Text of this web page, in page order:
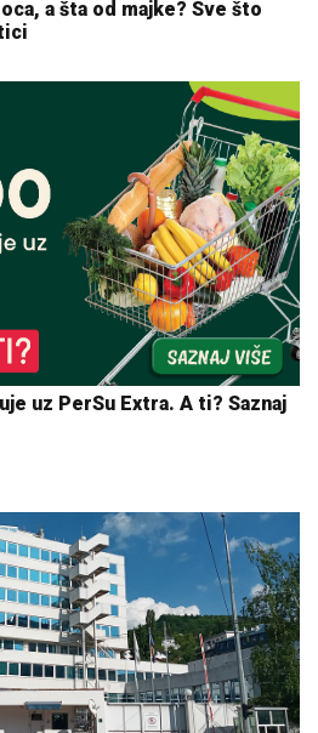
a šta od majke? Sve što
uz PerSu Extra. A ti? Saznaj